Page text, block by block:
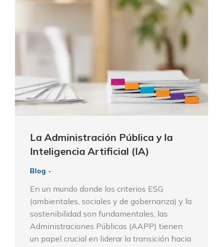
La Administración Pública y la
Inteligencia Artificial (IA)
Blog
En un mundo donde los criterios ESG
(ambientales, sociales y de gobernanza) y la
sostenibilidad son fundamentales, las
Administraciones Públicas (AAPP) tienen
un papel crucial en liderar la transición hacia